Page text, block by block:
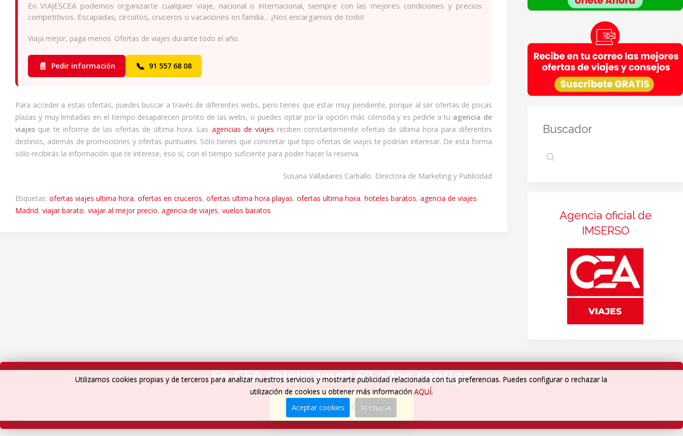
En VIAJESCEA podemos organizarte cualquier viaje, nacional o internacional, siempre con las mejores condiciones y precios
competitivos. Escapadas, circuitos, cruceros o vacaciones en familia… ¡Nos encargamos de todo!
Viaja mejor, paga menos. Ofertas de viajes durante todo el año.
📄 Pedir información 📞 91 557 68 08
Para acceder a estas ofertas, puedes buscar a través de diferentes webs, pero tienes que estar muy pendiente, porque al ser ofertas de pocas
plazas y muy limitadas en el tiempo desaparecen pronto de las webs, o puedes optar por la opción más cómoda y es pedirle a tu agencia de
viajes que te informe de las ofertas de última hora. Las agencias de viajes reciben constantemente ofertas de última hora para diferentes
destinos, además de promociones y ofertas puntuales. Sólo tienes que concretar qué tipo ofertas de viajes te podrían interesar. De esta forma
sólo recibirás la información que te interese, eso sí, con el tiempo suficiente para poder hacer la reserva.
Susana Valladares Carballo. Directora de Marketing y Publicidad
Etiquetas: ofertas viajes ultima hora, ofertas en cruceros, ofertas ultima hora playas, ofertas ultima hora, hoteles baratos, agencia de viajes
Madrid, viajar barato, viajar al mejor precio, agencia de viajes, vuelos baratos
VIAJESCEA encontrarás información adicional sobre la
parte de VIAJESCEA, incluida información sobre acceso,
conservación, rectificación, eliminación, seguridad y
otros temas.
Buscador
Agencia oficial de
IMSERSO
En CEA celebramos 60 años contigo
Cumplimos 60 años→
Utilizamos cookies propias y de terceros para analizar nuestros servicios y mostrarte publicidad relacionada con tus preferencias. Puedes configurar o rechazar la
utilización de cookies u obtener más información AQUÍ.
Aceptar cookies
Rechazar